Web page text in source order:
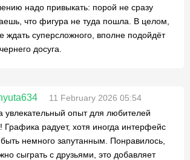
надо привыкать: порой не сразу
что фигура не туда пошла. В целом,
ждать суперсложного, вполне подойдёт
досуга.
11 February 2026 05:54
увлекательный опыт для любителей
Графика радует, хотя иногда интерфейс
немного запутанным. Понравилось,
сыграть с друзьями, это добавляет